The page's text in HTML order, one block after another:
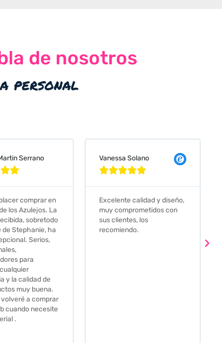
de nosotros
personal

calidad y diseño,
con
los
Judit Bonet Pardell

Que decir, si teneis que
comprar alguna baldosa
este és el sitio indicado! Yo
pedi una muestra y me